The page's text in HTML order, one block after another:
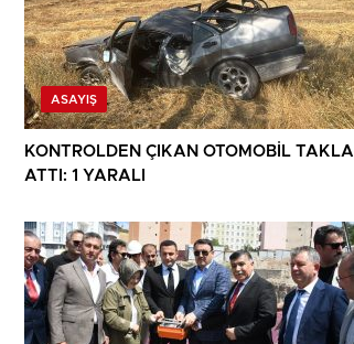
ASAYIŞ
KONTROLDEN ÇIKAN OTOMOBİL TAKLA
ATTI: 1 YARALI